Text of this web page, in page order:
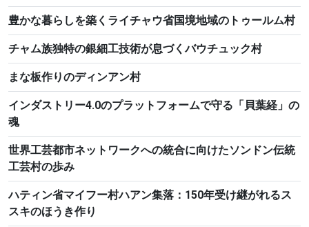
豊かな暮らしを築くライチャウ省国境地域のトゥールム村
チャム族独特の銀細工技術が息づくバウチュック村
まな板作りのディンアン村
インダストリー4.0のプラットフォームで守る「貝葉経」の
魂
世界工芸都市ネットワークへの統合に向けたソンドン伝統
工芸村の歩み
ハティン省マイフー村ハアン集落：150年受け継がれるス
スキのほうき作り